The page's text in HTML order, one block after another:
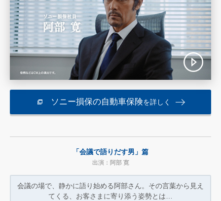
ソニー損保の自動車保険を詳しく
「会議で語りだす男」篇
出演：阿部 寛
会議の場で、静かに語り始める阿部さん。 その言葉から見え
てくる、 お客さまに寄り添う姿勢とは…